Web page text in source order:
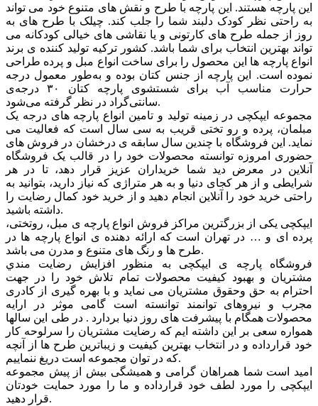
این پارچه هستند. این پارچه با طرح و نقش های متنوع خود می تواند
به راحتی نظر کودک دلبند شما را جلب کند. چیلک با طرح های به
روز از جمله طرح های کارتونی و یا نقاشی های خیالی کودکانه می
تواند بهترین انتخاب برای شما باشد. کشور ترکیه تولید کننده ی برند
انواع پارچه ها این محصول را برای ساخت انواع مبل و پرده طراحی
نموده است. این پارچه از جنس کتان بوده و به‌طور معمول درجه
حرارت مناسب آب برای شستشوی پارچه کتان ۳۰ درجه‌ی
سانتی‌گراد در نظر گرفته می‌شود.
مجموعه ایپکچی در زمینه تولید و تامین انواع پارچه های درجه یک
مبلمان، پرده و رو تختی قریب به سی سال است که فعالیت می
نماید. این فروشگاه با چندین سال سابقه ی درخشان در فروش های
حضوری امروزه توانسته محصولات خود را در قالب یک فروشگاه
آنلاین در معرض دید شما خریداران عزیز قرار دهد، تا در هر
شرایطی و از هر کجای دنیا و به هر متراژی که نیاز دارید، بتوانید به
راحتی خرید خود را آنلاین انجام دهید و از خرید خود کمال رضایت را
داشته باشید.
ایپکچی یکی از بزرگترین مراکز فروش انواع پارچه ی مبل، روتختی،
پرده ای و … در تهران است که ارائه دهنده ی انواع پارچه ها در
طرح ها و رنگ های متنوع و مدرن می باشد.
فروشگاه پارچه ی ایپکچی به منظور افزايش رضايت مندي
مشتريان و بهبود کيفيت محصولات تمام تلاش خود را در جهت
احترام به حق وحقوق مشتريان می نماید و با بهره گیری از کادری
مجرب و نیروهای توانمند توانسته است گامی موثر در ارايه
محصولات همگام با پیشرفت های روز دنیا بردارد . در طی این سالها
همواره سعی بر این داشته ایم که رضایت مشتریان را سرلوحه کار
خود قرارداده و در انتخاب بهترین کیفیت و زیباترین طرح ها از آنچه
که در توان مجموعه است دریغ ننماییم.
امید است شما همراهان گرامی و همیشگی بیش از پیش مجموعه
ایپکچی را مورد لطف خود قرارداده و ما را مورد حمایت خودتان
قرار دهید.